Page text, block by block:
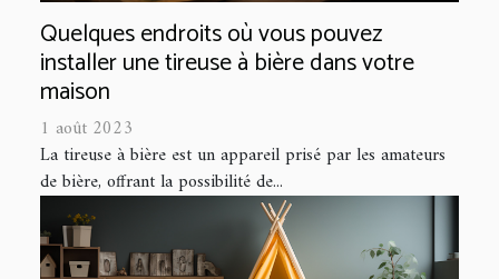
Quelques endroits où vous pouvez
installer une tireuse à bière dans votre
maison
1 août 2023
La tireuse à bière est un appareil prisé par les amateurs
de bière, offrant la possibilité de...